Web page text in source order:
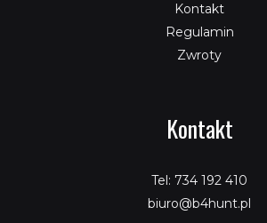
Kontakt
Regulamin
Zwroty
Kontakt
Tel: 734 192 410
biuro@b4hunt.pl